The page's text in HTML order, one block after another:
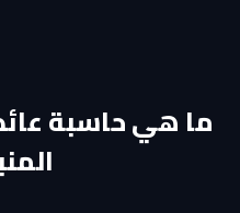
ما هي حاسبة